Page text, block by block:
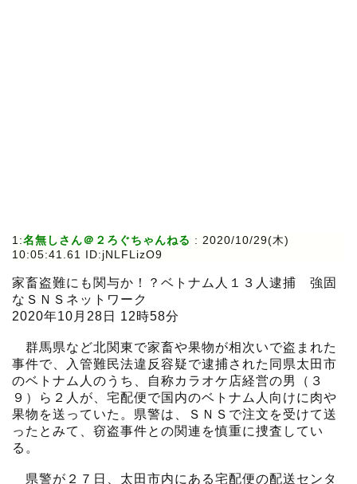
1:名無しさん＠２ろぐちゃんねる : 2020/10/29(木)
10:05:41.61 ID:jNLFLizO9
家畜盗難にも関与か！？ベトナム人１３人逮捕 強固
なＳＮＳネットワーク
2020年10月28日 12時58分
群馬県など北関東で家畜や果物が相次いで盗まれた
事件で、入管難民法違反容疑で逮捕された同県太田市
のベトナム人のうち、自称カラオケ店経営の男（３
９）ら２人が、宅配便で国内のベトナム人向けに肉や
果物を送っていた。県警は、ＳＮＳで注文を受けて送
ったとみて、窃盗事件との関連を慎重に捜査してい
る。
県警が２７日、太田市内にある宅配便の配送センタ